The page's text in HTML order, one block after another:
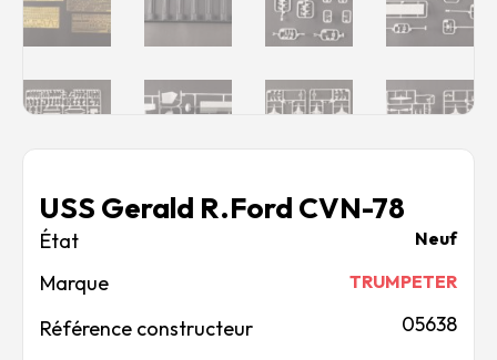
USS Gerald R.Ford CVN-78
Neuf
Marque TRUMPETER
Référence constructeur 05638